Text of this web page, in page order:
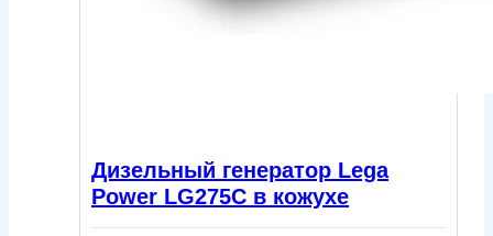
Дизельный генератор Lega
Power LG275C в кожухе